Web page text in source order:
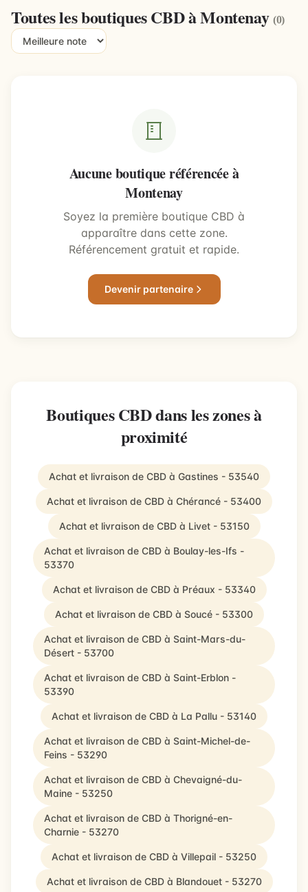
Toutes les boutiques CBD à Montenay(0)
Aucune boutique référencée à
Montenay
Soyez la première boutique CBD à
apparaître dans cette zone.
Référencement gratuit et rapide.
Devenir partenaire
Boutiques CBD dans les zones à
proximité
Achat et livraison de CBD à Gastines - 53540
Achat et livraison de CBD à Chérancé - 53400
Achat et livraison de CBD à Livet - 53150
Achat et livraison de CBD à Boulay-les-Ifs -
53370
Achat et livraison de CBD à Préaux - 53340
Achat et livraison de CBD à Soucé - 53300
Achat et livraison de CBD à Saint-Mars-du-
Désert - 53700
Achat et livraison de CBD à Saint-Erblon -
53390
Achat et livraison de CBD à La Pallu - 53140
Achat et livraison de CBD à Saint-Michel-de-
Feins - 53290
Achat et livraison de CBD à Chevaigné-du-
Maine - 53250
Achat et livraison de CBD à Thorigné-en-
Charnie - 53270
Achat et livraison de CBD à Villepail - 53250
Achat et livraison de CBD à Blandouet - 53270